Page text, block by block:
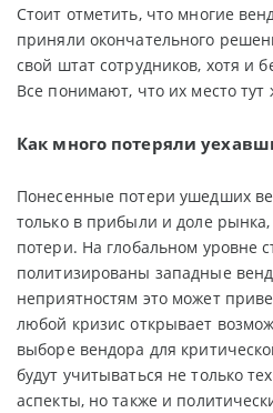
Стоит отметить, что многие
приняли окончательного
свой штат сотрудников, хотя и
Все понимают, что их место тут
Как много потеряли
Понесенные потери ушедших
только в прибыли и доле
потери. На глобальном уровне
политизированы западные
неприятностям это может
любой кризис открывает
выборе вендора для
будут учитываться не только
аспекты, но также и